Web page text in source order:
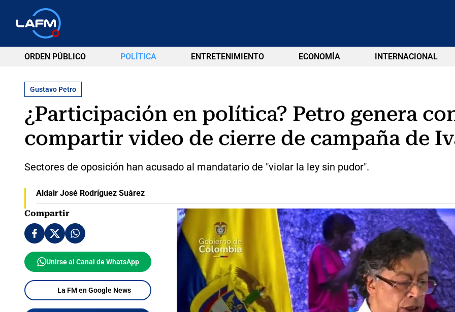
ORDEN PÚBLICO POLÍTICA ENTRETENIMIENTO ECONOMÍA INTERNACIONAL
Gustavo Petro
¿Participación en política? Petro genera
compartir video de cierre de campaña de
Sectores de oposición han acusado al mandatario de "violar la ley sin pudor".
Aldair José Rodríguez Suárez
Compartir
Unirse al Canal de WhatsApp
La FM en Google News